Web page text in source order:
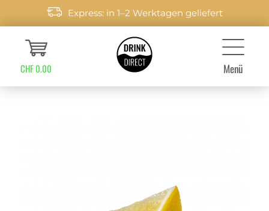
Express: in 1–2 Werktagen geliefert
CHF 0.00 Menü